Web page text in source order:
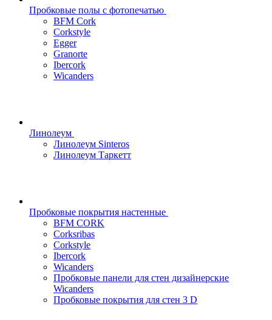
Пробковые полы с фотопечатью
BFM Cork
Corkstyle
Egger
Granorte
Ibercork
Wicanders
Линолеум
Линолеум Sinteros
Линолеум Таркетт
Пробковые покрытия настенные
BFM CORK
Corksribas
Corkstyle
Ibercork
Wicanders
Пробковые панели для стен дизайнерские
Wicanders
Пробковые покрытия для стен 3 D